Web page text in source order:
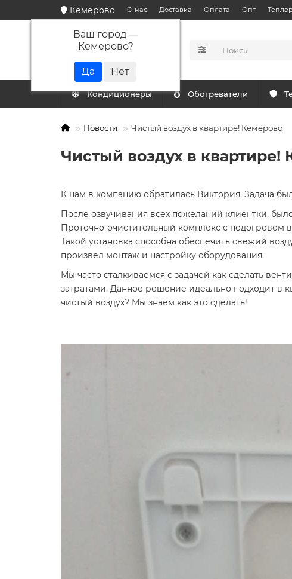
Кемерово
Ваш город —
Кемерово?
О нас Доставка Оплата Опт
КАТАЛОГ
Кондиционеры Обогреватели
Новости Чистый воздух в квартире! Кемерово
Чистый воздух в квартире!
К нам в компанию обратилась Виктория. Задача
После озвучивания всех пожеланий клиентки,
Проточно-очистительный комплекс с подогревом
Такой установка способна обеспечить свежий
произвел монтаж и настройку оборудования.
Мы часто сталкиваемся с задачей как сделать
затратами. Данное решение идеально подходит в
чистый воздух? Мы знаем как это сделать!